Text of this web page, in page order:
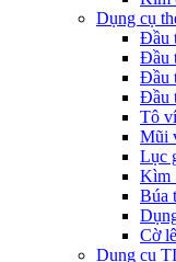
Dụng cụ
Đầu
Đầu
Đầu
Đầu
Tô
Mũi
Lục
Kìm
Búa
Cờ
Dụng cụ